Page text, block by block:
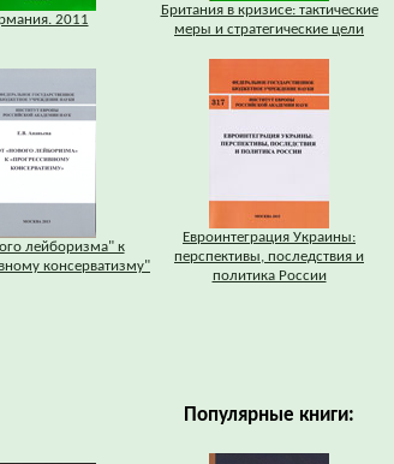
2011
Британия в кризисе: тактические
меры и стратегические цели
лейборизма" к
консерватизму"
Евроинтеграция Украины:
перспективы, последствия и
политика России
Популярные книги: